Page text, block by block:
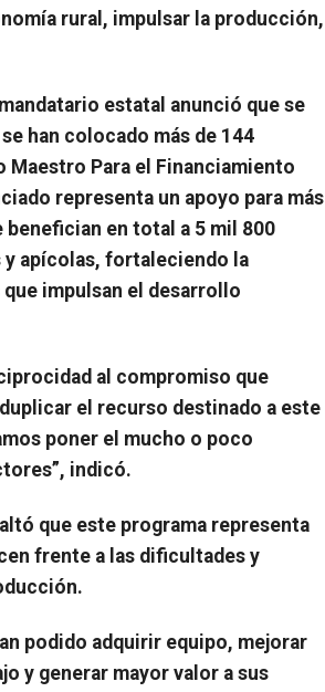
rural, impulsar la producción,
estatal anunció que se
han colocado más de 144
Para el Financiamiento
representa un apoyo para más
en total a 5 mil 800
y apícolas, fortaleciendo la
impulsan el desarrollo
al compromiso que
el recurso destinado a este
poner el mucho o poco
indicó.
que este programa representa
frente a las dificultades y
podido adquirir equipo, mejorar
y generar mayor valor a sus